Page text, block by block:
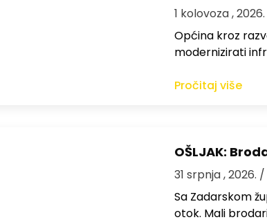
1 kolovoza , 2026.
Općina kroz
modernizirati
Pročitaj više
OŠLJAK:
31 srpnja , 2026. /
Sa Zadarskom
otok. Mali